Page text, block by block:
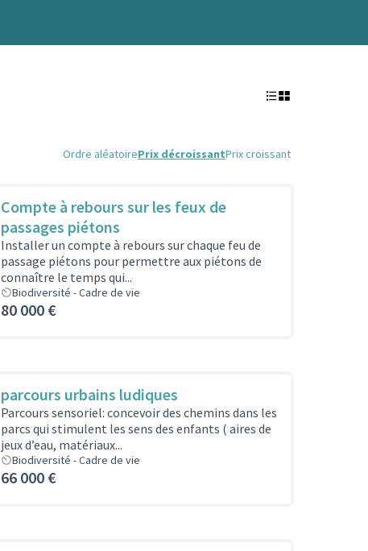
Ordre aléatoirePrix décroissantPrix croissant
Compte à rebours sur les feux de
passages piétons
Installer un compte à rebours sur chaque feu de
passage piétons pour permettre aux piétons de
connaître le temps qui...
Biodiversité - Cadre de vie
80 000 €
parcours urbains ludiques
Parcours sensoriel: concevoir des chemins dans les
parcs qui stimulent les sens des enfants ( aires de
jeux d’eau, matériaux...
Biodiversité - Cadre de vie
66 000 €